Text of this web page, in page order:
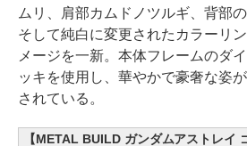
ムリ、肩部カムドノツルギ、背部
そして純白に変更されたカラーリ
メージを一新。本体フレームのダ
ッキを使用し、華やかで豪奢な姿
されている。
【METAL BUILD ガンダムアストレイ